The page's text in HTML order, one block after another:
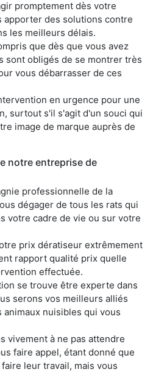
promptement dès votre
apporter des solutions contre
les meilleurs délais.
que dès que vous avez
sont obligés de se montrer très
vous débarrasser de ces
en urgence pour une
surtout s'il s'agit d'un souci qui
image de marque auprès de
notre entreprise de
professionnelle de la
dégager de tous les rats qui
votre cadre de vie ou sur votre
prix dératiseur extrêmement
rapport qualité prix quelle
effectuée.
se trouve être experte dans
serons vos meilleurs alliés
nuisibles qui vous
vivement à ne pas attendre
faire appel, étant donné que
leur travail, mais vous